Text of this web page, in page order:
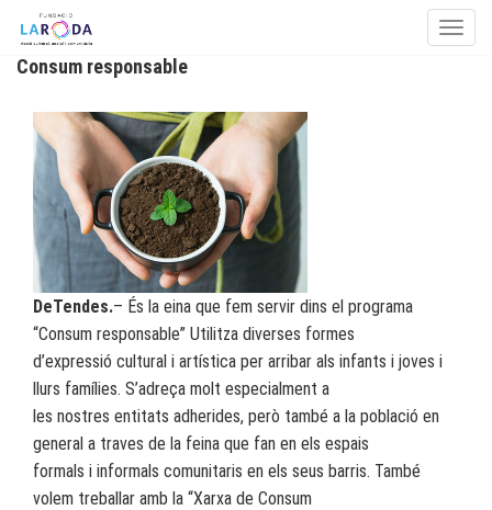
Skip to content
Consum responsable
DeTendes.– És la eina que fem servir dins el programa
“Consum responsable” Utilitza diverses formes
d’expressió cultural i artística per arribar als infants i joves i
llurs famílies. S’adreça molt especialment a
les nostres entitats adherides, però també a la població en
general a traves de la feina que fan en els espais
formals i informals comunitaris en els seus barris. També
volem treballar amb la “Xarxa de Consum